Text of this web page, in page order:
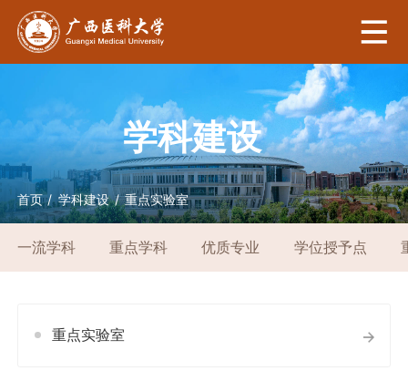
学科建设
首页 学科建设 重点实验室
一流学科 重点学科 优质专业 学位授予点
重点实验室